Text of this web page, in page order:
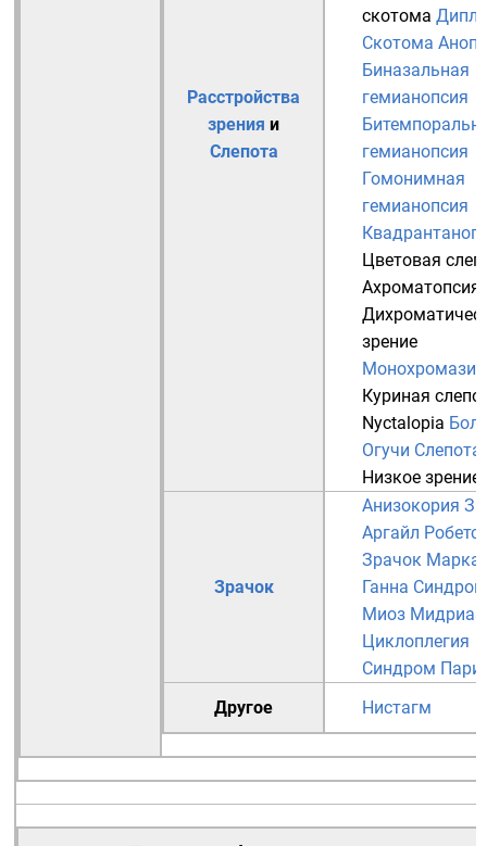
Расстройства
зрения и
Слепота
скотома
Скотома
Биназальная
гемианопсия
гемианопсия
Гомонимная
гемианопсия
Цветовая
Ахроматопсия
зрение
Монохромазия
Куриная
Nyctalopia
Огучи Слепота
Низкое зрение
Зрачок
Анизокория
Аргайл
Зрачок Марка
Ганна
Миоз Мидриаз
Циклоплегия
Синдром
Другое
Нистагм